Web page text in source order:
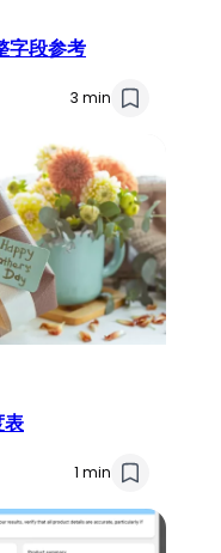
段参考
3 min
1 min